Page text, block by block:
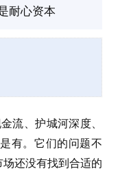
耐心资本
流、护城河深度、
有。它们的问题不
还没有找到合适的